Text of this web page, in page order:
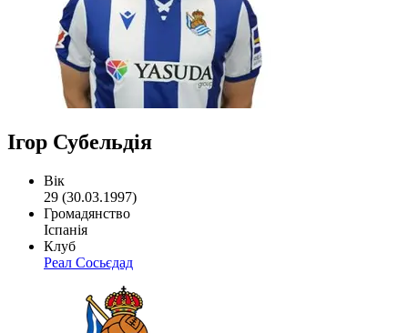
Ігор Субельдія
Вік
29 (30.03.1997)
Громадянство
Іспанія
Клуб
Реал Сосьєдад